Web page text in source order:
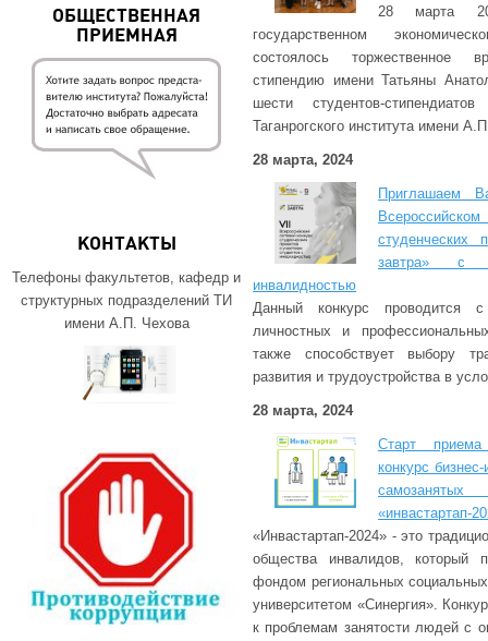
ОБЩЕСТВЕННАЯ
ПРИЕМНАЯ
КОНТАКТЫ
Телефоны факультетов, кафедр и
структурных подразделений ТИ
имени А.П. Чехова
28 марта
государственном
состоялось торжественное
стипендию имени Татьяны
шести студентов-
Таганрогского института имени
28 марта, 2024
Приглашаем
студенческих
завтра» с
инвалидностью
Данный конкурс проводится
личностных и
также способствует выбору
развития и трудоустройства в
28 марта, 2024
Старт приема
конкурс
«инвастартап-
«Инвастартап-2024» - это
общества инвалидов, который
фондом региональных
университетом «Синергия».
к проблемам занятости людей с